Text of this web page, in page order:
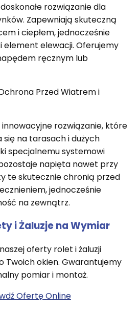
rozwiązanie dla
Zapewniają skuteczną
i ciepłem, jednocześnie
elewacji. Oferujemy
ręcznym lub
Przed Wiatrem i
innowacyjne rozwiązanie, które
na tarasach i dużych
specjalnemu systemowi
napięta nawet przy
te skutecznie chronią przed
jednocześnie
na zewnątrz.
i Żaluzje na Wymiar
oferty rolet i żaluzji
Twoich okien. Gwarantujemy
pomiar i montaż.
Ofertę Online